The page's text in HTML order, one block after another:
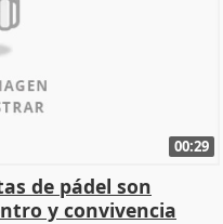
00:29
de pádel son
y convivencia